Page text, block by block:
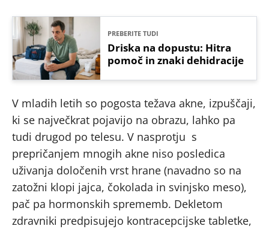
PREBERITE TUDI
Driska na dopustu: Hitra
pomoč in znaki dehidracije
V mladih letih so pogosta težava akne, izpuščaji,
ki se največkrat pojavijo na obrazu, lahko pa
tudi drugod po telesu. V nasprotju s
prepričanjem mnogih akne niso posledica
uživanja določenih vrst hrane (navadno so na
zatožni klopi jajca, čokolada in svinjsko meso),
pač pa hormonskih sprememb. Dekletom
zdravniki predpisujejo kontracepcijske tabletke,